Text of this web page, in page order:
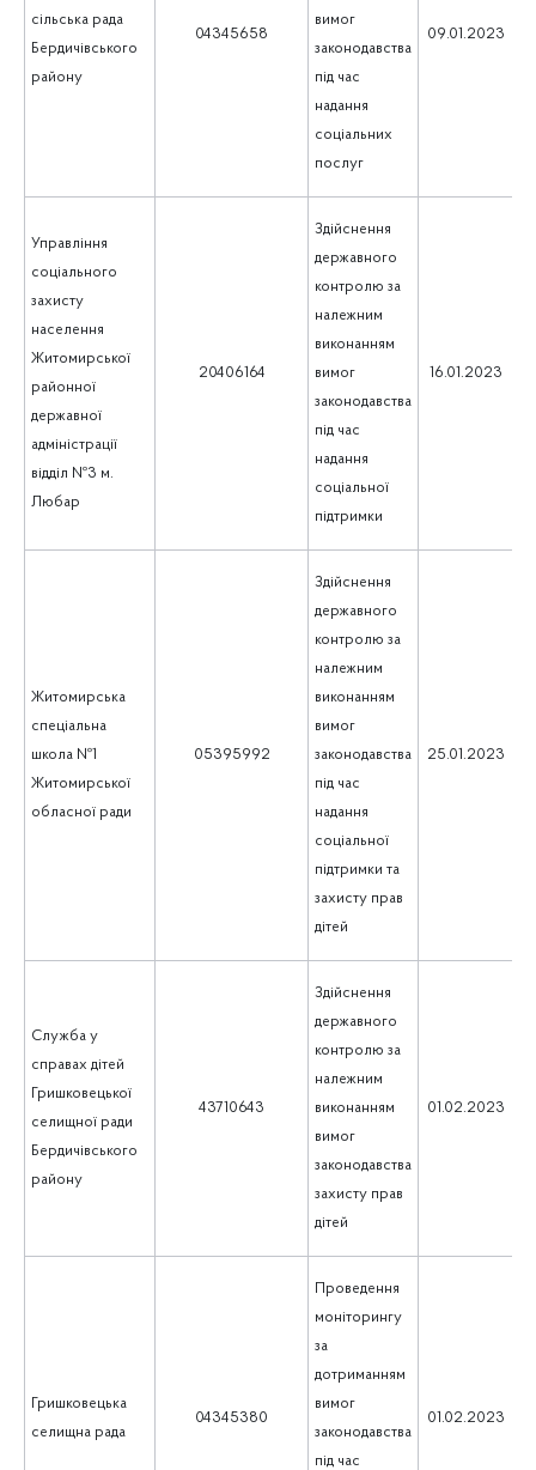
сільська рада
Бердичівського
району
04345658
вимог
законодавства
під час
надання
соціальних
послуг
09.01.2023
Управління
соціального
захисту
населення
Житомирської
районної
державної
адміністрації
відділ №3 м.
Любар
20406164
Здійснення
державного
контролю за
належним
виконанням
вимог
законодавства
під час
надання
соціальної
підтримки
16.01.2023
Житомирська
спеціальна
школа №1
Житомирської
обласної ради
05395992
Здійснення
державного
контролю за
належним
виконанням
вимог
законодавства
під час
надання
соціальної
підтримки та
захисту прав
дітей
25.01.2023
Служба у
справах дітей
Гришковецької
селищної ради
Бердичівського
району
43710643
Здійснення
державного
контролю за
належним
виконанням
вимог
законодавства
захисту прав
дітей
01.02.2023
Гришковецька
селищна рада
04345380
Проведення
моніторингу
за
дотриманням
вимог
законодавства
під час
01.02.2023